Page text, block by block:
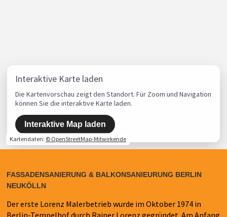
Interaktive Karte laden
Die Kartenvorschau zeigt den Standort. Für Zoom und Navigation
können Sie die interaktive Karte laden.
Interaktive Map laden
Kartendaten: © OpenStreetMap-Mitwirkende
FASSADENSANIERUNG & BALKONSANIEURUNG BERLIN
NEUKÖLLN
Der erste Lorenz Malerbetrieb wurde im Oktober 1974 in
Berlin-Tempelhof durch Rainer Lorenz gegründet. Am Anfang